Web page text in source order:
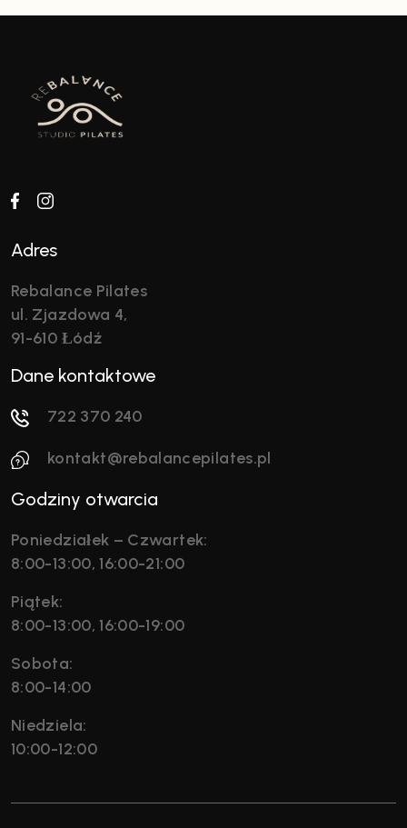
Adres
Rebalance Pilates
ul. Zjazdowa 4,
91-610 Łódź
Dane kontaktowe
722 370 240
kontakt@rebalancepilates.pl
Godziny otwarcia
Poniedziałek – Czwartek:
8:00-13:00, 16:00-21:00
Piątek:
8:00-13:00, 16:00-19:00
Sobota:
8:00-14:00
Niedziela:
10:00-12:00